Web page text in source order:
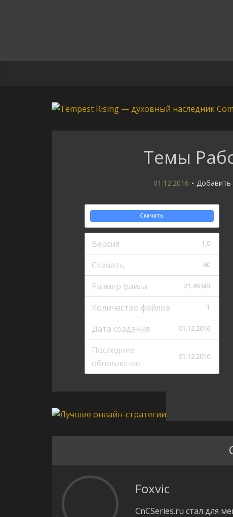
Темы
01.12.2016
Скачать
Версия 1,0
Скачать 60
Размер файла 21.46 MB
Количество файлов 1
Дата создания 01.12.2016
Последнее
обновление
01.12.2016
Foxvic
CnCSeries.ru cтал для